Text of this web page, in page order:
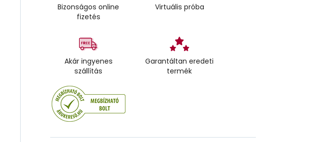
Bizonságos online
fizetés
Virtuális próba
Akár ingyenes
szállítás
Garantáltan eredeti
termék